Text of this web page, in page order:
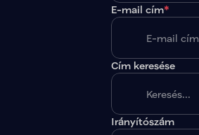
E-mail cím*
Cím keresése
Irányítószám